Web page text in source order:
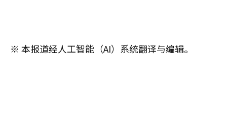
※ 本报道经人工智能（AI）系统翻译与编辑。